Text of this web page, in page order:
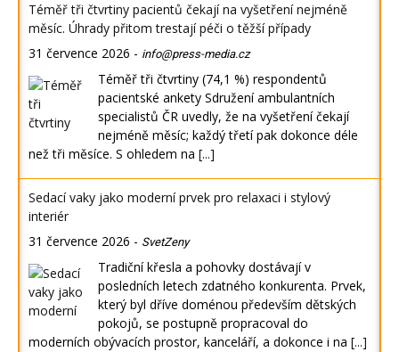
Téměř tři čtvrtiny pacientů čekají na vyšetření nejméně
měsíc. Úhrady přitom trestají péči o těžší případy
31 července 2026 - info@press-media.cz
Téměř tři čtvrtiny (74,1 %) respondentů
pacientské ankety Sdružení ambulantních
specialistů ČR uvedly, že na vyšetření čekají
nejméně měsíc; každý třetí pak dokonce déle
než tři měsíce. S ohledem na [...]
Sedací vaky jako moderní prvek pro relaxaci i stylový
interiér
31 července 2026 - SvetZeny
Tradiční křesla a pohovky dostávají v
posledních letech zdatného konkurenta. Prvek,
který byl dříve doménou především dětských
pokojů, se postupně propracoval do
moderních obývacích prostor, kanceláří, a dokonce i na [...]